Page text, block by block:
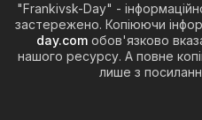
"Frankivsk-Day" -
застережено. Копіюючи
day.com обов'язково
нашого ресурсу. А повне
лише з